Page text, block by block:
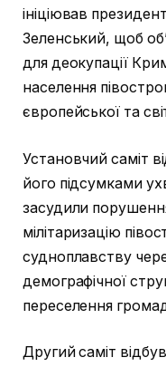
ініціював
Зеленський, щоб
для деокупації
населення
європейської та
Установчий саміт
його підсумками
засудили
мілітаризацію
судноплавству
демографічної
переселення
Другий саміт